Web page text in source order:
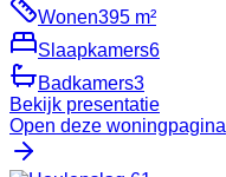
Wonen395 m²
Slaapkamers6
Badkamers3
Bekijk presentatie
Open deze woningpagina